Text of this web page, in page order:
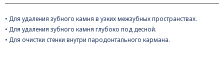
• Для удаления зубного камня в узких межзубных пространствах.
• Для удаления зубного камня глубоко под десной.
• Для очистки стенки внутри пародонтального кармана.